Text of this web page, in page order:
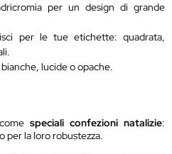
per un design di grande
per le tue etichette: quadrata,
lucide o opache.
speciali confezioni natalizie:
per la loro robustezza.